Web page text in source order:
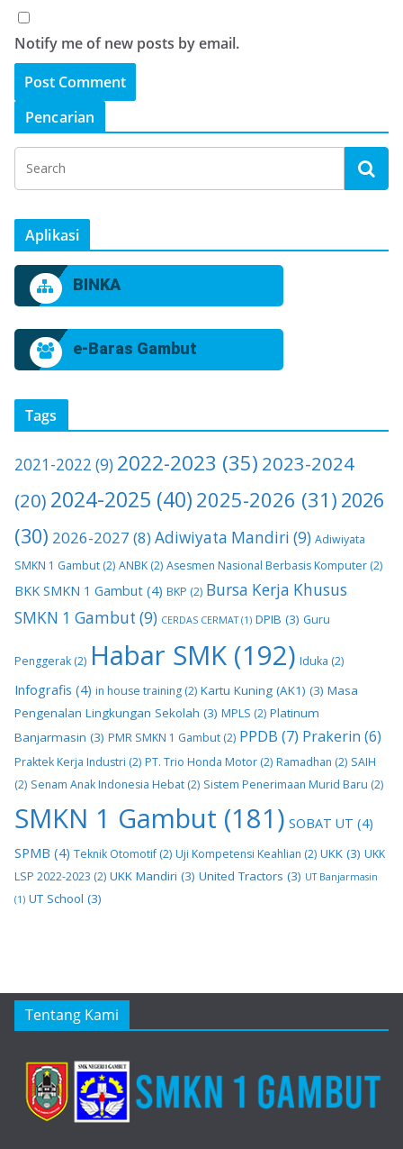
Notify me of new posts by email.
Pencarian
Aplikasi
BINKA
e-Baras Gambut
Tags
2021-2022 (9) 2022-2023 (35) 2023-2024
(20) 2024-2025 (40) 2025-2026 (31) 2026
(30) 2026-2027 (8) Adiwiyata Mandiri (9) Adiwiyata
SMKN 1 Gambut (2) ANBK (2) Asesmen Nasional Berbasis Komputer (2)
BKK SMKN 1 Gambut (4) BKP (2) Bursa Kerja Khusus
SMKN 1 Gambut (9) CERDAS CERMAT(1) DPIB (3) Guru
Penggerak (2) Habar SMK (192) Iduka (2)
Infografis (4) in house training (2) Kartu Kuning (AK1) (3) Masa
Pengenalan Lingkungan Sekolah (3) MPLS (2) Platinum
Banjarmasin (3) PMR SMKN 1 Gambut (2) PPDB (7) Prakerin (6)
Praktek Kerja Industri (2) PT. Trio Honda Motor (2) Ramadhan (2) SAIH
(2) Senam Anak Indonesia Hebat (2) Sistem Penerimaan Murid Baru (2)
SMKN 1 Gambut (181) SOBAT UT (4)
SPMB (4) Teknik Otomotif(2) Uji Kompetensi Keahlian (2) UKK (3) UKK
LSP 2022-2023 (2) UKK Mandiri (3) United Tractors (3) UT Banjarmasin
(1) UT School (3)
Tentang Kami